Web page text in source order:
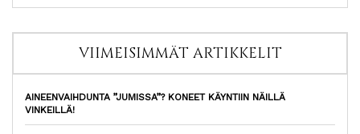
VIIMEISIMMÄT ARTIKKELIT
AINEENVAIHDUNTA ”JUMISSA”? KONEET KÄYNTIIN NÄILLÄ
VINKEILLÄ!